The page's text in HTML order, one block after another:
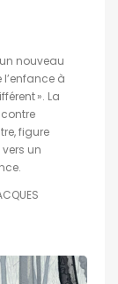
nouveau
à
». La
figure
un